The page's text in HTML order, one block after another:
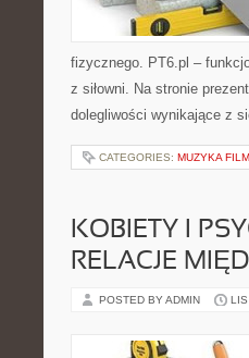
fizycznego. PT6.pl –
z siłowni. Na stronie
dolegliwości wynikające z
CATEGORIES: MUZYKA
KOBIETY I
RELACJE
POSTED BY ADMIN